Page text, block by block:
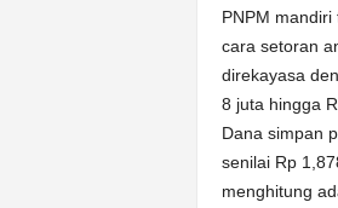
PNPM
cara setoran
direkayasa
8 juta hingga
Dana simpan
senilai Rp
menghitung